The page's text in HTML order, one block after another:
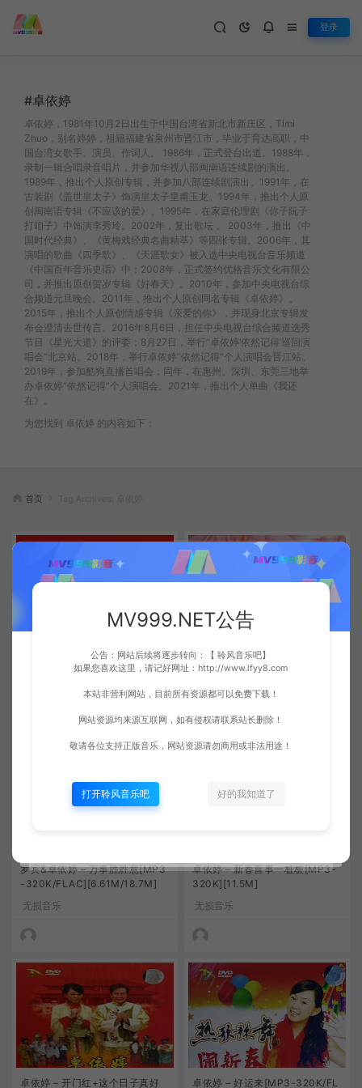
登录
#卓依婷
卓依婷，1981年10月2日出生于中国台湾省新北市新庄区，Timi
Zhuo，别名婷婷，祖籍福建省泉州市晋江市，毕业于育达高职，中
国台湾女歌手、演员、作词人。 1986年，正式登台出道。1988年，
录制一辑合唱录音唱片，并参加华视八部闽南语连续剧的演出。
1989年，推出个人原创专辑，并参加八部连续剧演出。1991年，在
古装剧《盖世皇太子》饰演皇太子皇甫玉龙。1994年，推出个人原
创闽南语专辑《不应该的爱》。1995年，在家庭伦理剧《你子阮子
打咱子》中饰演李秀玲。2002年，复出歌坛 。 2003年，推出《中
国时代经典》、《黄梅戏经典名曲精萃》等四张专辑。2006年，其
演唱的歌曲《四季歌》、《天涯歌女》被入选中央电视台音乐频道
《中国百年音乐史话》中；2008年，正式签约优格音乐文化有限公
司，并推出原创贺岁专辑《好春天》。2010年，参加中央电视台综
合频道元旦晚会。2011年，推出个人原创同名专辑《卓依婷》。
2015年，推出个人原创情感专辑《亲爱的你》，并现身北京专辑发
布会澄清去世传言。2016年8月6日，担任中央电视台综合频道选秀
节目《星光大道》的评委；8月27日，举行“卓依婷‘依然记得’巡回演
唱会”北京站。2018年，举行卓依婷“依然记得”个人演唱会晋江站。
2019年，参加酷狗直播首唱会；同年，在惠州、深圳、东莞三地举
办卓依婷“依然记得”个人演唱会。2021年，推出个人单曲《我还
在》。
为您找到 卓依婷 的内容如下：
首页
卓依婷 – 迎春花[MP3-320K/FL
AC][8.61M/26.7M]
罗宾&卓依婷 – 八仙齐拜年[MP3
-320K/FLAC][10.1M/25.4M]
无损音乐
罗宾&卓依婷 – 万事胜胜意[MP3
-320K/FLAC][6.61M/18.7M]
无损音乐
卓依婷 – 新春喜事一桩桩[MP3-
320K][11.5M]
无损音乐
卓依婷 – 开门红+这个日子真好 卓依婷 – 好运来[MP3-320K/FL
MV999.NET公告
公告：网站后续将逐步转向：【 聆风音乐吧】
如果您喜欢这里，请记好网址：http://www.lfyy8.com
本站非营利网站，目前所有资源都可以免费下载！
网站资源均来源互联网，如有侵权请联系站长删除！
敬请各位支持正版音乐，网站资源请勿商用或非法用途！
打开聆风音乐吧 好的我知道了